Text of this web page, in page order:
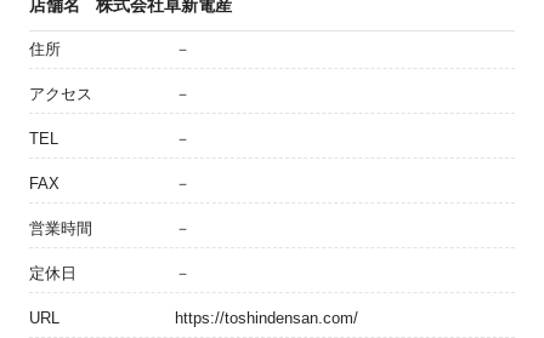
店舗名 株式会社卓新電産
住所 －
アクセス －
TEL －
FAX －
営業時間 －
定休日 －
URL https://toshindensan.com/